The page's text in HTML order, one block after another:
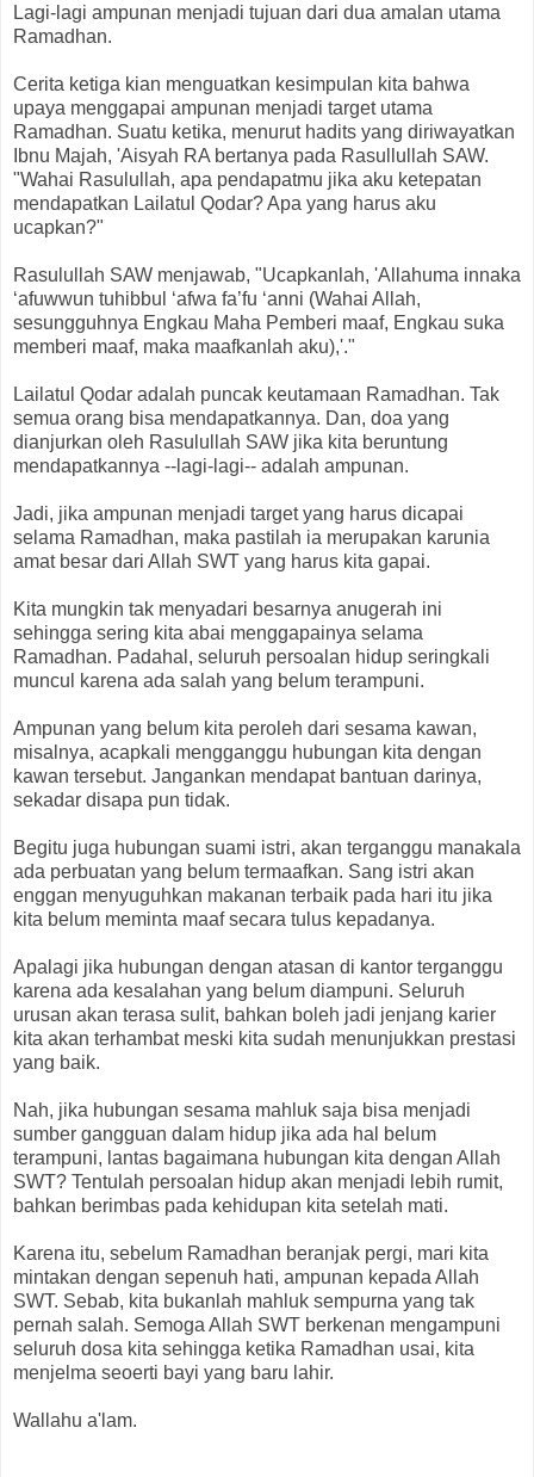
Lagi-lagi ampunan menjadi tujuan dari dua amalan utama
Ramadhan.
Cerita ketiga kian menguatkan kesimpulan kita bahwa
upaya menggapai ampunan menjadi target utama
Ramadhan. Suatu ketika, menurut hadits yang diriwayatkan
Ibnu Majah, 'Aisyah RA bertanya pada Rasullullah SAW.
"Wahai Rasulullah, apa pendapatmu jika aku ketepatan
mendapatkan Lailatul Qodar? Apa yang harus aku
ucapkan?"
Rasulullah SAW menjawab, "Ucapkanlah, 'Allahuma innaka
‘afuwwun tuhibbul ‘afwa fa’fu ‘anni (Wahai Allah,
sesungguhnya Engkau Maha Pemberi maaf, Engkau suka
memberi maaf, maka maafkanlah aku),'."
Lailatul Qodar adalah puncak keutamaan Ramadhan. Tak
semua orang bisa mendapatkannya. Dan, doa yang
dianjurkan oleh Rasulullah SAW jika kita beruntung
mendapatkannya --lagi-lagi-- adalah ampunan.
Jadi, jika ampunan menjadi target yang harus dicapai
selama Ramadhan, maka pastilah ia merupakan karunia
amat besar dari Allah SWT yang harus kita gapai.
Kita mungkin tak menyadari besarnya anugerah ini
sehingga sering kita abai menggapainya selama
Ramadhan. Padahal, seluruh persoalan hidup seringkali
muncul karena ada salah yang belum terampuni.
Ampunan yang belum kita peroleh dari sesama kawan,
misalnya, acapkali mengganggu hubungan kita dengan
kawan tersebut. Jangankan mendapat bantuan darinya,
sekadar disapa pun tidak.
Begitu juga hubungan suami istri, akan terganggu manakala
ada perbuatan yang belum termaafkan. Sang istri akan
enggan menyuguhkan makanan terbaik pada hari itu jika
kita belum meminta maaf secara tulus kepadanya.
Apalagi jika hubungan dengan atasan di kantor terganggu
karena ada kesalahan yang belum diampuni. Seluruh
urusan akan terasa sulit, bahkan boleh jadi jenjang karier
kita akan terhambat meski kita sudah menunjukkan prestasi
yang baik.
Nah, jika hubungan sesama mahluk saja bisa menjadi
sumber gangguan dalam hidup jika ada hal belum
terampuni, lantas bagaimana hubungan kita dengan Allah
SWT? Tentulah persoalan hidup akan menjadi lebih rumit,
bahkan berimbas pada kehidupan kita setelah mati.
Karena itu, sebelum Ramadhan beranjak pergi, mari kita
mintakan dengan sepenuh hati, ampunan kepada Allah
SWT. Sebab, kita bukanlah mahluk sempurna yang tak
pernah salah. Semoga Allah SWT berkenan mengampuni
seluruh dosa kita sehingga ketika Ramadhan usai, kita
menjelma seoerti bayi yang baru lahir.
Wallahu a'lam.